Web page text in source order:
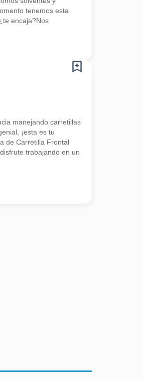
tenemos esta
encaja?Nos
manejando carretillas
¡esta es tu
de Carretilla Frontal
trabajando en un